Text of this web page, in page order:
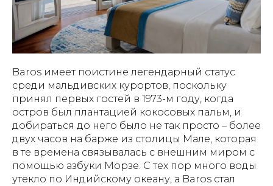
Baros имеет поистине легендарный статус
среди мальдивских курортов, поскольку
принял первых гостей в 1973-м году, когда
остров был плантацией кокосовых пальм, и
добираться до него было не так просто – более
двух часов на барже из столицы Мале, которая
в те времена связывалась с внешним миром с
помощью азбуки Морзе. С тех пор много воды
утекло по Индийскому океану, а Baros стал